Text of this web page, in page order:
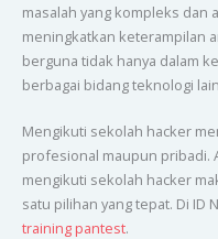
masalah yang kompleks dan
meningkatkan keterampilan
berguna tidak hanya dalam
berbagai bidang teknologi
Mengikuti sekolah hacker
profesional maupun pribadi.
mengikuti sekolah hacker
satu pilihan yang tepat. Di ID
training pantest.